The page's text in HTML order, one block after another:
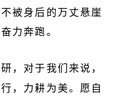
被身后的万丈悬崖
力奔跑。
，对于我们来说，
，力耕为美。愿自